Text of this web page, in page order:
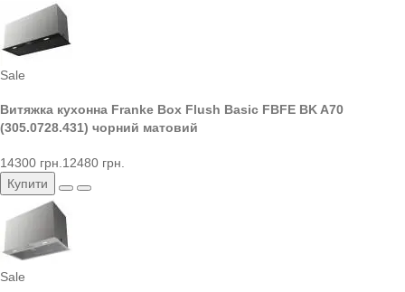
Sale
Витяжка кухонна Franke Box Flush Basic FBFE BK A70
(305.0728.431) чорний матовий
14300 грн. 12480 грн.
Купити
Sale